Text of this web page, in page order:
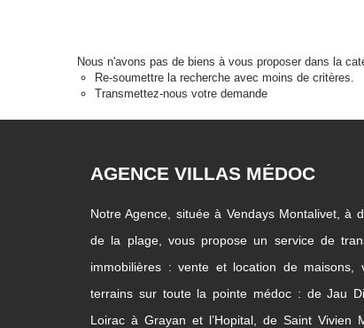
Nous n'avons pas de biens à vous proposer dans la
Re-soumettre la recherche avec moins de critères.
Transmettez-nous votre demande
AGENCE VILLAS MÉDOC
Notre Agence, située à Vendays Montalivet, à
de la plage, vous propose un service de
immobilières : vente et location de maisons,
terrains sur toute la pointe médoc : de Jau
Loirac à Grayan et l’Hopital, de Saint Vivien